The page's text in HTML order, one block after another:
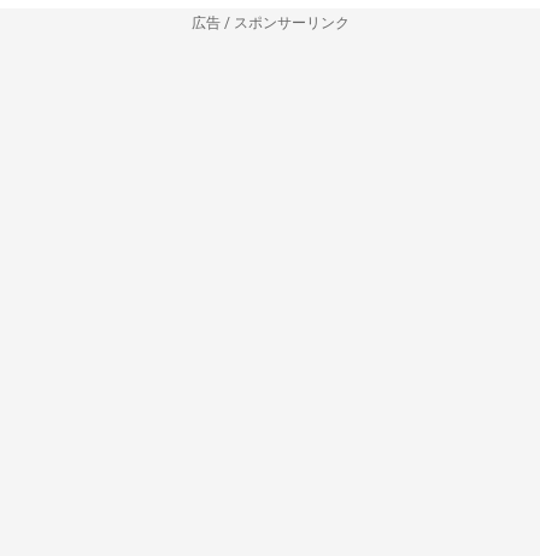
広告 / スポンサーリンク